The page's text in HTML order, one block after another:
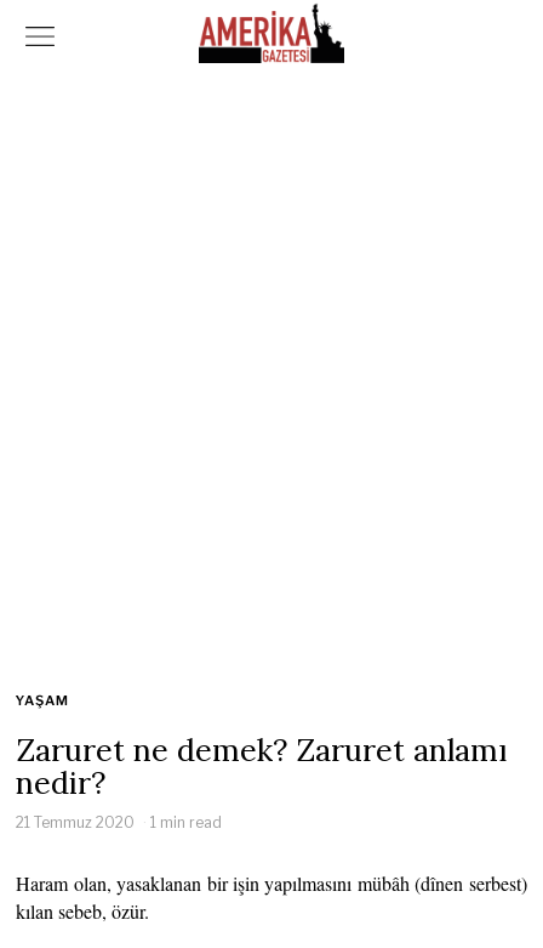
YAŞAM
Zaruret ne demek? Zaruret anlamı
nedir?
21 Temmuz 2020 1 min read
Haram olan, yasaklanan bir işin yapılmasını mübâh (dînen serbest)
kılan sebeb, özür.